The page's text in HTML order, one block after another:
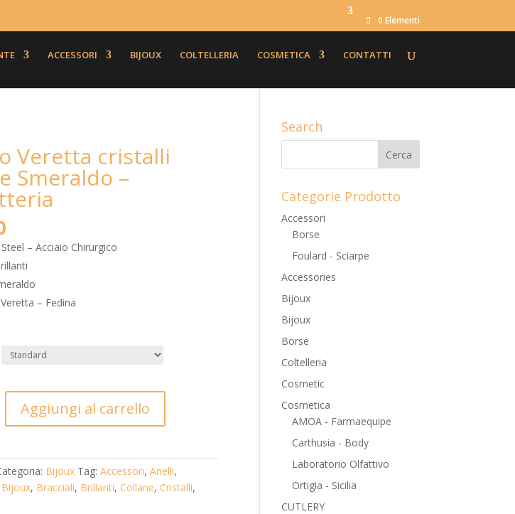
0 Elementi
ACCESSORI BIJOUX COLTELLERIA COSMETICA CONTATTI
Veretta cristalli
Smeraldo –
– Acciaio Chirurgico
– Fedina
Aggiungi al carrello
Bijoux Tag:Accessori,Anelli,
Bijoux, Bracciali, Brillanti, Collane, Cristalli,
Search
Categorie Prodotto
Accessori
Borse
Foulard - Sciarpe
Accessories
Bijoux
Bijoux
Borse
Coltelleria
Cosmetic
Cosmetica
AMOA - Farmaequipe
Carthusia - Body
Laboratorio Olfattivo
Ortigia - Sicilia
CUTLERY